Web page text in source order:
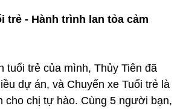
trẻ - Hành trình lan tỏa cảm
tuổi trẻ của mình, Thủy Tiên đã
dự án, và Chuyến xe Tuổi trẻ là
cho chị tự hào. Cùng 5 người bạn,